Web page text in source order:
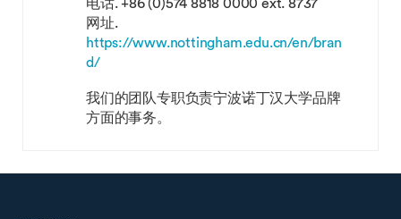
电话.+86 (0)574 8818 0000 ext. 8737
网址.
https://www.nottingham.edu.cn/en/bran
d/
我们的团队专职负责宁波诺丁汉大学品牌
方面的事务。